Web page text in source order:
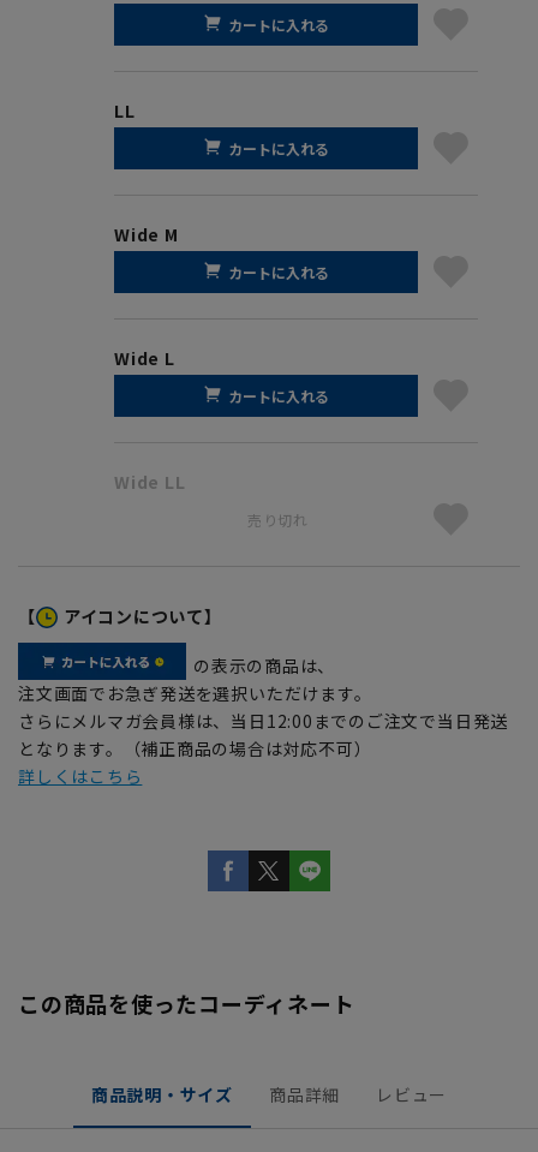
カートに入れる
LL
カートに入れる
Wide M
カートに入れる
Wide L
カートに入れる
Wide LL
売り切れ
【 アイコンについて】
の表示の商品は、
注文画面でお急ぎ発送を選択いただけます。
さらにメルマガ会員様は、当日12:00までのご注文で当日発送
となります。（補正商品の場合は対応不可）
詳しくはこちら
この商品を使ったコーディネート
商品説明・サイズ 商品詳細 レビュー